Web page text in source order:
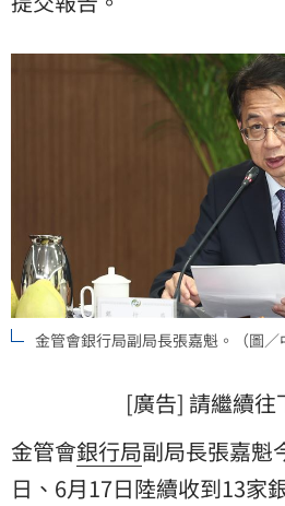
金管會銀行局副局長張嘉魁。（圖／
[廣告] 請繼續
金管會銀行局副局長張嘉魁
日、6月17日陸續收到13家